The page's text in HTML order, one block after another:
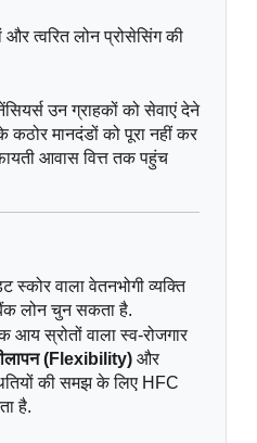
और त्वरित लोन प्रोसेसिंग की
उन ग्राहकों को सेवाएं देने
कठोर मानदंडों को पूरा नहीं कर
आवास वित्त तक पहुंच
स्कोर वाला वेतनभोगी व्यक्ति
लोन चुन सकता है.
आय स्रोतों वाला स्व-रोजगार
(Flexibility) और
की समझ के लिए HFC
है.